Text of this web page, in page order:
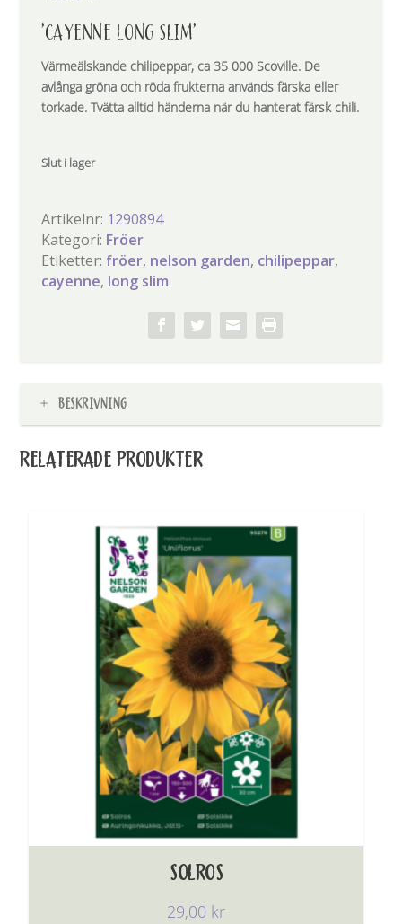
’CAYENNE LONG SLIM’
Värmeälskande chilipeppar, ca 35 000 Scoville. De
avlånga gröna och röda frukterna används färska eller
torkade. Tvätta alltid händerna när du hanterat färsk chili.
Slut i lager
Artikelnr: 1290894
Kategori: Fröer
Etiketter: fröer, nelson garden, chilipeppar,
cayenne, long slim
BESKRIVNING
RELATERADE PRODUKTER
SOLROS
29,00 kr